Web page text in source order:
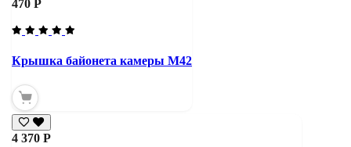
470 Р
Крышка байонета камеры М42
4 370 Р